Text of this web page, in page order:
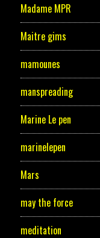
Madame MPR
Maitre gims
mamounes
manspreading
Marine Le pen
marinelepen
Mars
may the force
meditation